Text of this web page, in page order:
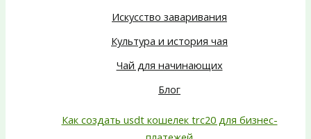
Искусство заваривания
Культура и история чая
Чай для начинающих
Блог
Как создать usdt кошелек trc20 для бизнес-